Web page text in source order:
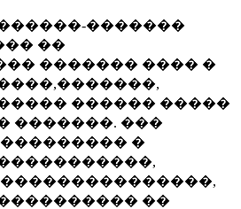
�������
��
������� ���� �
������ �����
�������. ���
�
��